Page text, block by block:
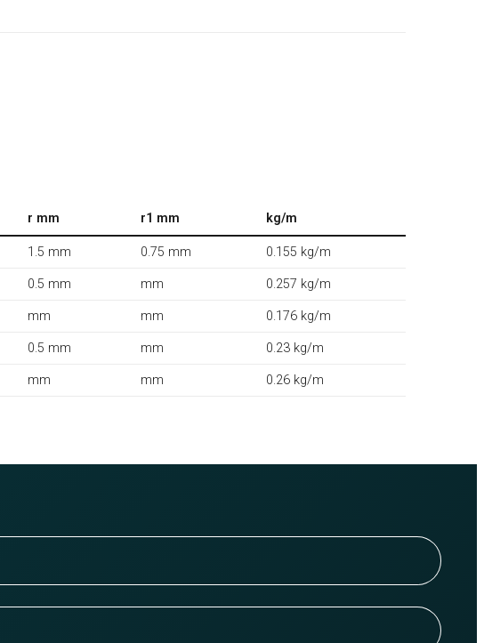
r mm r1 mm kg/m
1.5 mm 0.75 mm 0.155 kg/m
0.5 mm mm 0.257 kg/m
mm mm 0.176 kg/m
0.5 mm mm 0.23 kg/m
mm mm 0.26 kg/m